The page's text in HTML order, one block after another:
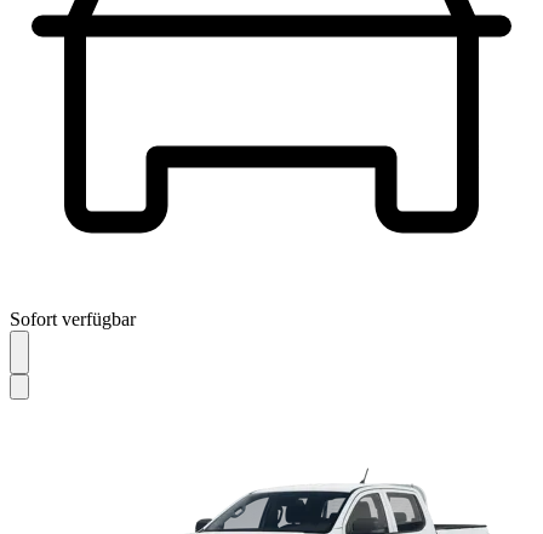
Sofort verfügbar